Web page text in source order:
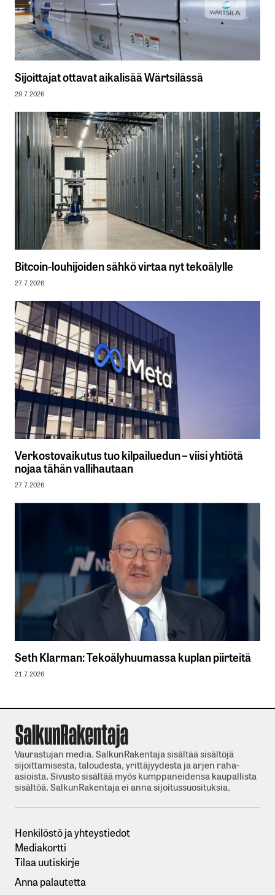
Sijoittajat ottavat aikalisää Wärtsilässä
29.7.2026
Bitcoin-louhijoiden sähkö virtaa nyt tekoälylle
27.7.2026
Verkostovaikutus tuo kilpailuedun – viisi yhtiötä
nojaa tähän vallihautaan
27.7.2026
Seth Klarman: Tekoälyhuumassa kuplan piirteitä
21.7.2026
Vaurastujan media. SalkunRakentaja sisältää sisältöjä
sijoittamisesta, taloudesta, yrittäjyydesta ja arjen raha-
asioista. Sivusto sisältää myös kumppaneidensa kaupallista
sisältöä. SalkunRakentaja ei anna sijoitussuosituksia.
Henkilöstö ja yhteystiedot
Mediakortti
Tilaa uutiskirje
Anna palautetta